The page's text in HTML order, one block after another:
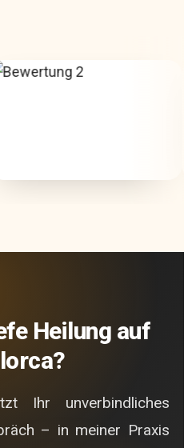
Heilung auf
Ihr unverbindliches
– in meiner Praxis